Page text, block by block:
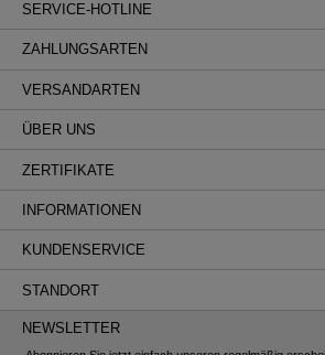
SERVICE-HOTLINE
ZAHLUNGSARTEN
VERSANDARTEN
ÜBER UNS
ZERTIFIKATE
INFORMATIONEN
KUNDENSERVICE
STANDORT
NEWSLETTER